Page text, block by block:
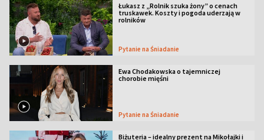
Łukasz z „Rolnik szuka żony” o cenach
truskawek. Koszty i pogoda uderzają w
rolników
Pytanie na Śniadanie
Ewa Chodakowska o tajemniczej
chorobie mięśni
Pytanie na Śniadanie
Biżuteria – idealny prezent na Mikołajki i